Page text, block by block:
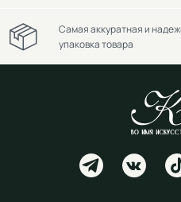
Самая аккуратная и
упаковка товара